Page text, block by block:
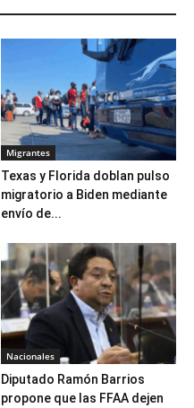
Migrantes
Texas y Florida doblan pulso
migratorio a Biden mediante
envío de...
Nacionales
Diputado Ramón Barrios
propone que las FFAA dejen